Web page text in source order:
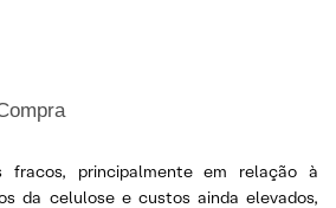
fracos, principalmente em relação à
da celulose e custos ainda elevados,